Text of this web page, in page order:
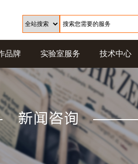
品牌 实验室服务 技术中心